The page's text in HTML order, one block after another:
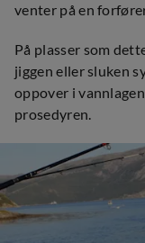
venter på en
På plasser som
jiggen eller sluken
oppover i
prosedyren.